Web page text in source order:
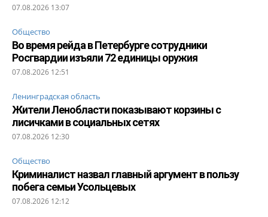
07.08.2026 13:07
Общество
Во время рейда в Петербурге сотрудники
Росгвардии изъяли 72 единицы оружия
07.08.2026 12:51
Ленинградская область
Жители Ленобласти показывают корзины с
лисичками в социальных сетях
07.08.2026 12:30
Общество
Криминалист назвал главный аргумент в пользу
побега семьи Усольцевых
07.08.2026 12:12